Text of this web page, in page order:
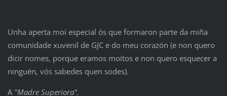
Unha aperta moi especial ós que formaron parte da miña
comunidade xuvenil de GJC e do meu corazón (e non quero
dicir nomes, porque eramos moitos e non quero esquecer a
ninguén, vós sabedes quen sodes).
A "Madre Superiora".